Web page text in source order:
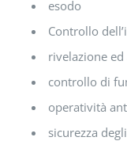
esodo
Controllo
rivelazione
controllo di
operatività
sicurezza